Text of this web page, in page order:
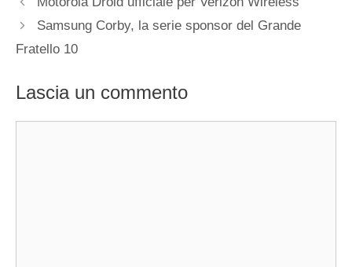
Samsung Corby, la serie sponsor del Grande
Fratello 10
Lascia un commento